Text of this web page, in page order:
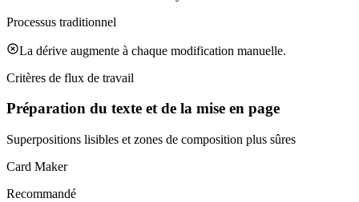
Processus traditionnel
La dérive augmente à chaque modification manuelle.
Critères de flux de travail
Préparation du texte et de la mise en page
Superpositions lisibles et zones de composition plus sûres
Card Maker
Recommandé